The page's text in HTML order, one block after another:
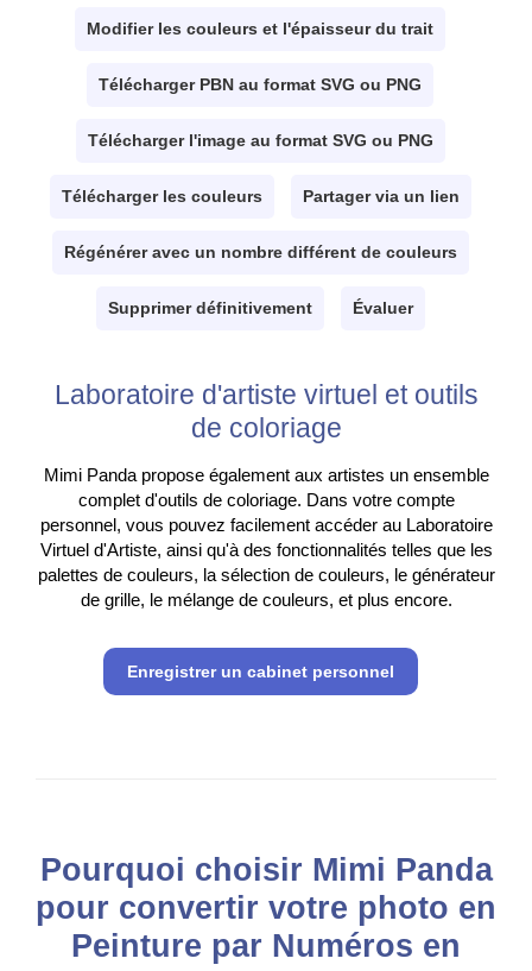
Modifier les couleurs et l'épaisseur du trait
Télécharger PBN au format SVG ou PNG
Télécharger l'image au format SVG ou PNG
Télécharger les couleurs Partager via un lien
Régénérer avec un nombre différent de couleurs
Supprimer définitivement Évaluer
Laboratoire d'artiste virtuel et outils
de coloriage
Mimi Panda propose également aux artistes un ensemble
complet d'outils de coloriage. Dans votre compte
personnel, vous pouvez facilement accéder au Laboratoire
Virtuel d'Artiste, ainsi qu'à des fonctionnalités telles que les
palettes de couleurs, la sélection de couleurs, le générateur
de grille, le mélange de couleurs, et plus encore.
Enregistrer un cabinet personnel
Pourquoi choisir Mimi Panda
pour convertir votre photo en
Peinture par Numéros en